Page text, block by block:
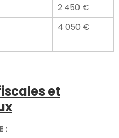
2 450 €
4 050 €
et
: